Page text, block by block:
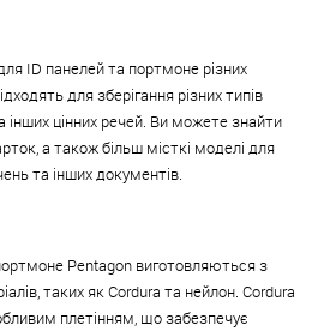
ID панелей та портмоне різних
для зберігання різних типів
інших цінних речей. Ви можете знайти
а також більш місткі моделі для
та інших документів.
Pentagon виготовляються з
таких як Cordura та нейлон. Cordura
плетінням, що забезпечує